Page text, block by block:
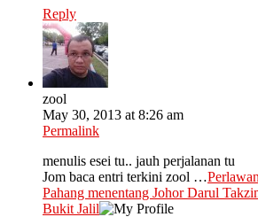
Reply
zool
May 30, 2013 at 8:26 am
Permalink
menulis esei tu.. jauh perjalanan tu
Jom baca entri terkini zool …
Pahang menentang Johor Darul
Bukit Jalil